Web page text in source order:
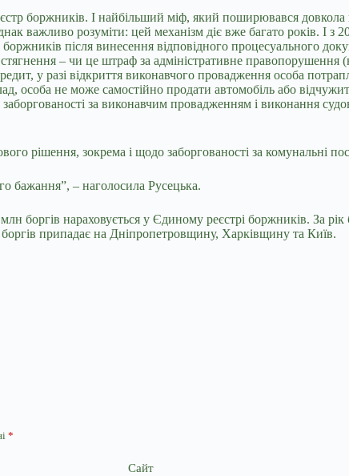
боржників. І найбільший міф, який поширювався довкола
важливо розуміти: цей механізм діє вже багато років. І
після винесення відповідного процесуального
– чи це штраф за адміністративне
у разі відкриття виконавчого провадження особа
не може самостійно продати автомобіль або
за виконавчим провадженням і виконання
рішення, зокрема і щодо заборгованості за комунальні
бажання”, – наголосила Русецька.
боргів нараховується у Єдиному реєстрі боржників. За
припадає на Дніпропетровщину, Харківщину та Київ.
*
Сайт